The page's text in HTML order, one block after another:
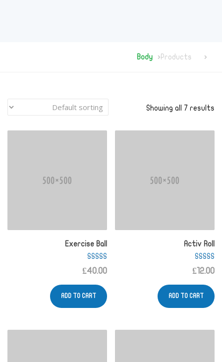
Products
Body
Showing all 7 results
Activ Roll
Rated
4.67
£12.00
ADD TO CART
Exercise Ball
Rated
4.00
£40.00
ADD TO CART